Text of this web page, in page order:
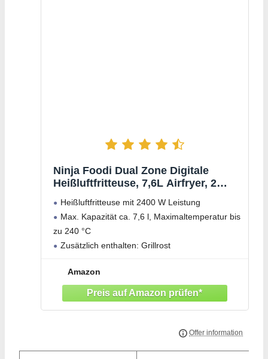
Ninja Foodi Dual Zone Digitale
Heißluftfritteuse, 7,6L Airfryer, 2
spülmaschinenfeste Körbe, 6-in-1, 4-
6 Portionen, Schwarz
Heißluftfritteuse mit 2400 W Leistung
Max. Kapazität ca. 7,6 l, Maximaltemperatur bis
zu 240 °C
Zusätzlich enthalten: Grillrost
Amazon